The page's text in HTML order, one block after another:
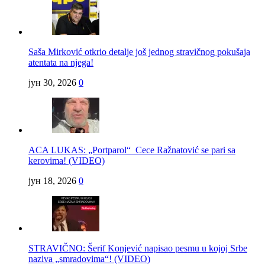
Saša Mirković otkrio detalje još jednog stravičnog pokušaja
atentata na njega!
јун 30, 2026 0
ACA LUKAS: „Portparol“ Cece Ražnatović se pari sa
kerovima! (VIDEO)
јун 18, 2026 0
STRAVIČNO: Šerif Konjević napisao pesmu u kojoj Srbe
naziva „smradovima“! (VIDEO)